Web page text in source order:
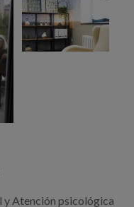
y Atención psicológica